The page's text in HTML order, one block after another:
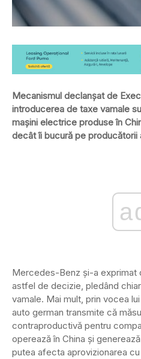
Mecanismul declanșat de
introducerea de taxe vamale
mașini electrice produse în
decât îi bucură pe producătorii
Mercedes-Benz și-a exprimat
astfel de decizie, pledând
vamale. Mai mult, prin vocea
auto german transmite că
contraproductivă pentru
operează în China și
putea afecta aprovizionarea